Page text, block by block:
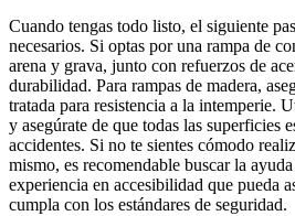
Cuando tengas todo listo, el siguiente
necesarios. Si optas por una rampa de
arena y grava, junto con refuerzos de
durabilidad. Para rampas de madera,
tratada para resistencia a la intemperie.
y asegúrate de que todas las superficies
accidentes. Si no te sientes cómodo
mismo, es recomendable buscar la
experiencia en accesibilidad que pueda
cumpla con los estándares de seguridad.